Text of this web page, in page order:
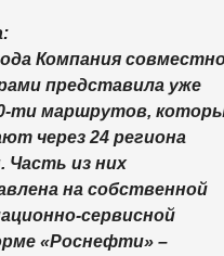
Компания
представила уже
ти маршрутов,
через 24 региона
Часть из них
на собственной
сервисной
«Роснефти» –